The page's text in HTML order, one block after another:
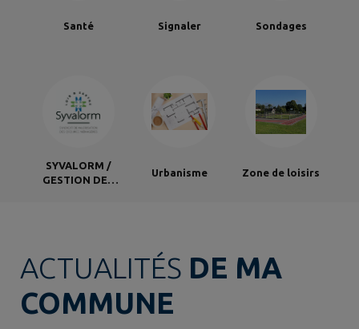
Santé Signaler Sondages
SYVALORM /
GESTION DES
Urbanisme Zone de loisirs
ACTUALITÉS DE MA
COMMUNE